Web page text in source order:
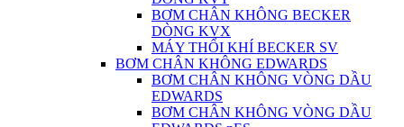
BƠM CHÂN KHÔNG BECKER
DÒNG KVX
MÁY THỔI KHÍ BECKER SV
BƠM CHÂN KHÔNG EDWARDS
BƠM CHÂN KHÔNG VÒNG DẦU
EDWARDS
BƠM CHÂN KHÔNG VÒNG DẦU